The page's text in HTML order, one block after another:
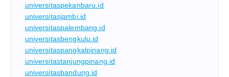
universitaspekanbaru.id
universitasjambi.id
universitaspalembang.id
universitasbengkulu.id
universitaspangkalpinang.id
universitastanjungpinang.id
universitasbandung.id